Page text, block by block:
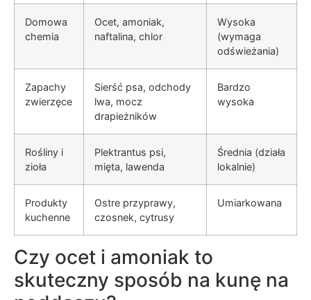
Domowa
chemia
Ocet, amoniak,
naftalina, chlor
Wysoka
(wymaga
odświeżania)
Zapachy
zwierzęce
Sierść psa, odchody
lwa, mocz
drapieżników
Bardzo
wysoka
Rośliny i
zioła
Plektrantus psi,
mięta, lawenda
Średnia (działa
lokalnie)
Produkty
kuchenne
Ostre przyprawy,
czosnek, cytrusy
Umiarkowana
Czy ocet i amoniak to
skuteczny sposób na kunę na